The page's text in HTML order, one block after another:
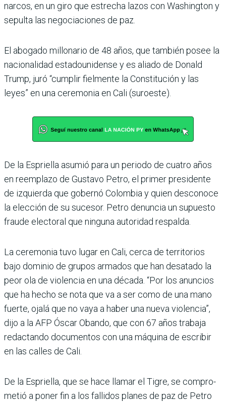
narcos, en un giro que estrecha lazos con Washington y
sepulta las negociaciones de paz.
El abogado millonario de 48 años, que también posee la
nacionalidad estadouni­dense y es aliado de Donald
Trump, juró “cumplir fiel­mente la Constitución y las
leyes” en una ceremonia en Cali (suroeste).
De la Espriella asumió para un periodo de cuatro años
en reemplazo de Gustavo Petro, el primer presidente
de izquierda que gobernó Colombia y quien desconoce
la elección de su sucesor. Petro denuncia un supuesto
fraude electoral que ninguna autoridad respalda.
La ceremonia tuvo lugar en Cali, cerca de territorios
bajo dominio de grupos armados que han desatado la
peor ola de violencia en una década. “Por los anuncios
que ha hecho se nota que va a ser como de una mano
fuerte, ojalá que no vaya a haber una nueva violencia”,
dijo a la AFP Óscar Obando, que con 67 años trabaja
redac­tando documentos con una máquina de escribir
en las calles de Cali.
De la Espriella, que se hace llamar el Tigre, se compro­
metió a poner fin a los falli­dos planes de paz de Petro